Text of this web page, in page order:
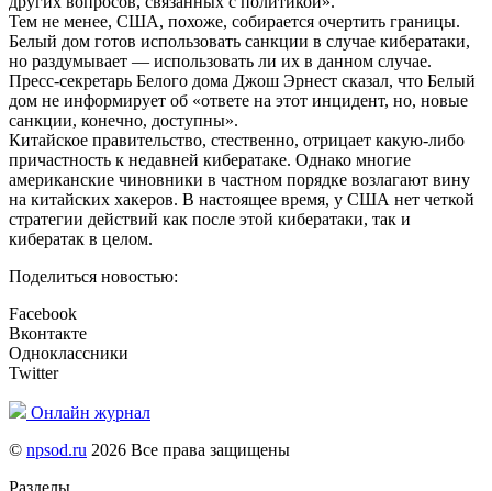
Тем не менее, США, похоже, собирается очертить границы.
Белый дом готов использовать санкции в случае кибератаки,
но раздумывает — использовать ли их в данном случае.
Пресс-секретарь Белого дома Джош Эрнест сказал, что Белый
дом не информирует об «ответе на этот инцидент, но, новые
санкции, конечно, доступны».
Китайское правительство, стественно, отрицает какую-либо
причастность к недавней кибератаке. Однако многие
американские чиновники в частном порядке возлагают вину
на китайских хакеров. В настоящее время, у США нет четкой
стратегии действий как после этой кибератаки, так и
кибератак в целом.
Поделиться новостью:
Facebook
Вконтакте
Одноклассники
Twitter
Онлайн журнал
© npsod.ru 2026 Все права защищены